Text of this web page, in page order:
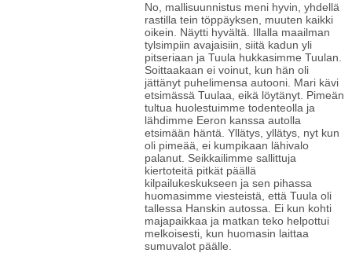
No, mallisuunnistus meni hyvin, yhdellä
rastilla tein töppäyksen, muuten kaikki
oikein. Näytti hyvältä. Illalla maailman
tylsimpiin avajaisiin, siitä kadun yli
pitseriaan ja Tuula hukkasimme Tuulan.
Soittaakaan ei voinut, kun hän oli
jättänyt puhelimensa autooni. Mari kävi
etsimässä Tuulaa, eikä löytänyt. Pimeän
tultua huolestuimme todenteolla ja
lähdimme Eeron kanssa autolla
etsimään häntä. Yllätys, yllätys, nyt kun
oli pimeää, ei kumpikaan lähivalo
palanut. Seikkailimme sallittuja
kiertoteitä pitkät päällä
kilpailukeskukseen ja sen pihassa
huomasimme viesteistä, että Tuula oli
tallessa Hanskin autossa. Ei kun kohti
majapaikkaa ja matkan teko helpottui
melkoisesti, kun huomasin laittaa
sumuvalot päälle.